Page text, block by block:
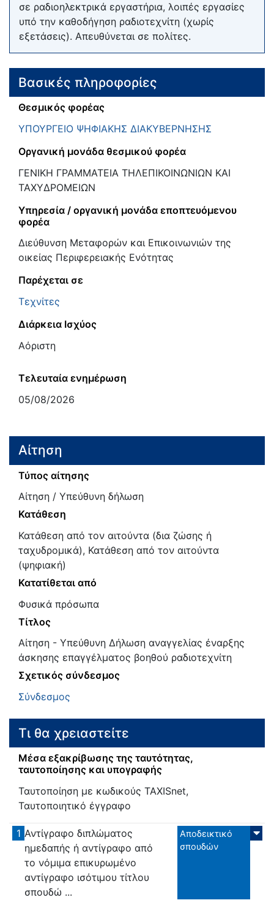
σε ραδιοηλεκτρικά εργαστήρια, λοιπές εργασίες
υπό την καθοδήγηση ραδιοτεχνίτη (χωρίς
εξετάσεις). Απευθύνεται σε πολίτες.
Βασικές πληροφορίες
Θεσμικός φορέας
ΥΠΟΥΡΓΕΙΟ ΨΗΦΙΑΚΗΣ ΔΙΑΚΥΒΕΡΝΗΣΗΣ
Οργανική μονάδα θεσμικού φορέα
ΓΕΝΙΚΗ ΓΡΑΜΜΑΤΕΙΑ ΤΗΛΕΠΙΚΟΙΝΩΝΙΩΝ ΚΑΙ
ΤΑΧΥΔΡΟΜΕΙΩΝ
Υπηρεσία / οργανική μονάδα εποπτευόμενου
φορέα
Διεύθυνση Μεταφορών και Επικοινωνιών της
οικείας Περιφερειακής Ενότητας
Παρέχεται σε
Τεχνίτες
Διάρκεια Ισχύος
Αόριστη
Τελευταία ενημέρωση
05/08/2026
Αίτηση
Τύπος αίτησης
Αίτηση / Υπεύθυνη δήλωση
Κατάθεση
Κατάθεση από τον αιτούντα (δια ζώσης ή
ταχυδρομικά), Κατάθεση από τον αιτούντα
(ψηφιακή)
Κατατίθεται από
Φυσικά πρόσωπα
Τίτλος
Αίτηση - Υπεύθυνη Δήλωση αναγγελίας έναρξης
άσκησης επαγγέλματος βοηθού ραδιοτεχνίτη
Σχετικός σύνδεσμος
Σύνδεσμος
Τι θα χρειαστείτε
Μέσα εξακρίβωσης της ταυτότητας,
ταυτοποίησης και υπογραφής
Ταυτοποίηση με κωδικούς TAXISnet,
Ταυτοποιητικό έγγραφο
1 Αντίγραφο διπλώματος
ημεδαπής ή αντίγραφο από
το νόμιμα επικυρωμένο
αντίγραφο ισότιμου τίτλου
σπουδώ ...
Αποδεικτικό
σπουδών